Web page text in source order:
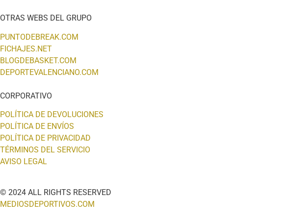
OTRAS WEBS DEL GRUPO
PUNTODEBREAK.COM
FICHAJES.NET
BLOGDEBASKET.COM
DEPORTEVALENCIANO.COM
CORPORATIVO
POLÍTICA DE DEVOLUCIONES
POLÍTICA DE ENVÍOS
POLÍTICA DE PRIVACIDAD
TÉRMINOS DEL SERVICIO
AVISO LEGAL
© 2024 ALL RIGHTS RESERVED
MEDIOSDEPORTIVOS.COM